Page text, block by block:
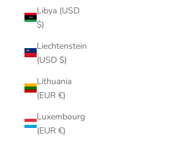
Libya (USD
$)
Liechtenstein
(USD $)
Lithuania
(EUR €)
Luxembourg
(EUR €)